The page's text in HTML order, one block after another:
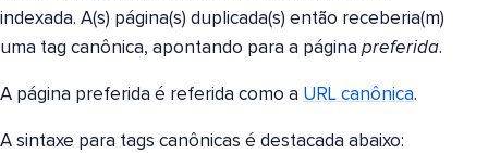
indexada. A(s) página(s) duplicada(s) então receberia(m)
uma tag canônica, apontando para a página preferida.
A página preferida é referida como a URL canônica.
A sintaxe para tags canônicas é destacada abaixo: